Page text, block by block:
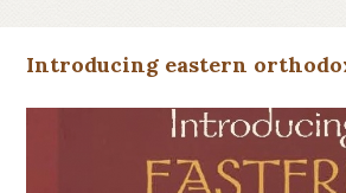
Introducing eastern